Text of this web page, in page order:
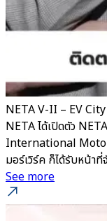
NETA V-II – EV
NETA ได้เปิดตัว
International Motor
มอร์เวิร์ค ก็ได้รับหน้า
See more